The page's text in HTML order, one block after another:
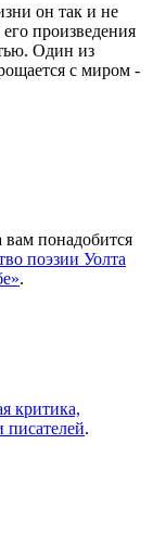
он так и не
произведения
Один из
с миром -
понадобится
поэзии Уолта
.
критика,
писателей.